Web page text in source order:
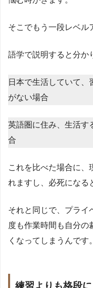
そこでもう一段レベル
語学で説明すると分か
日本で生活していて
がない場合
英語圏に住み、生活す
合
これを比べた場合に、
れますし、必死になる
それと同じで、プライ
度も作業時間も自分の
くなってしまうんです。
練習よりも格段